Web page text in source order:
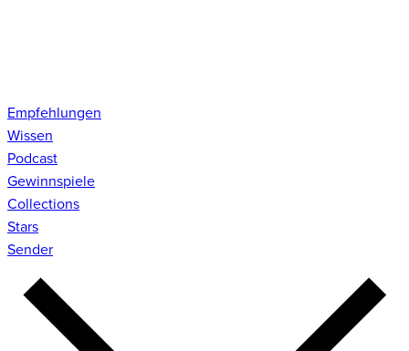
Empfehlungen
Wissen
Podcast
Gewinnspiele
Collections
Stars
Sender